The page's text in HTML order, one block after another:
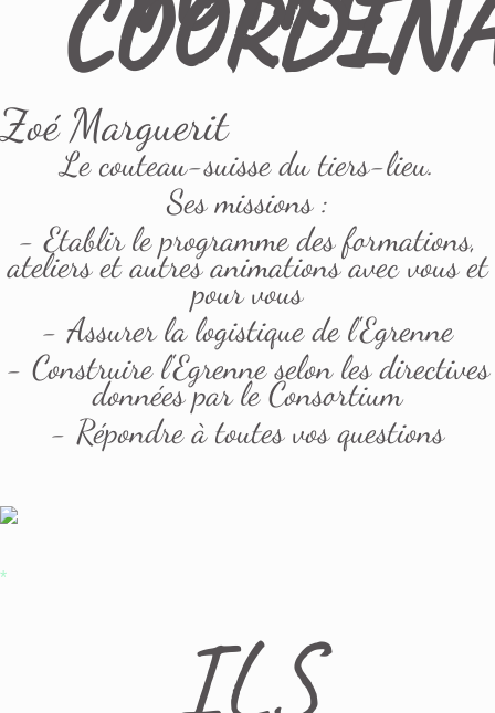
Zoé Marguerit
Le couteau-suisse du tiers-lieu.
Ses missions :
- Etablir le programme des formations,
ateliers et autres animations avec vous et
pour vous
- Assurer la logistique de l'Egrenne
- Construire l'Egrenne selon les directives
données par le Consortium
- Répondre à toutes vos questions
*
ILS